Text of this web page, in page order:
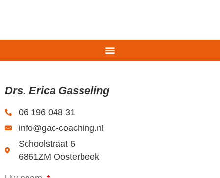
Drs. Erica Gasseling
06 196 048 31
info@gac-coaching.nl
Schoolstraat 6
6861ZM Oosterbeek